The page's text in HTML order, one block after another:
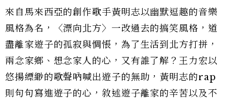
來自馬來西亞的創作歌手黃明志以幽默逗趣的音樂
風格為名，〈漂向北方〉一改過去的搞笑風格，道
盡離家遊子的孤寂與惆悵，為了生活到北方打拼，
兩念家鄉、想念家人的心，又有誰了解？王力宏以
悠揚縹緲的歌聲吶喊出遊子的無助，黃明志的rap
則句句寫進遊子的心，敘述遊子離家的辛苦以及不